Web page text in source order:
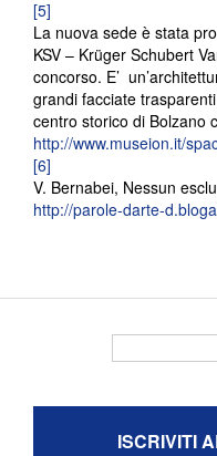
[5]
La nuova sede è stata
KSV – Krüger Schubert
concorso. E’
grandi facciate
centro storico di Bolzano
http://www.museion.it/
[6]
V. Bernabei, Nessun
http://parole-darte-
ISCRIVITI